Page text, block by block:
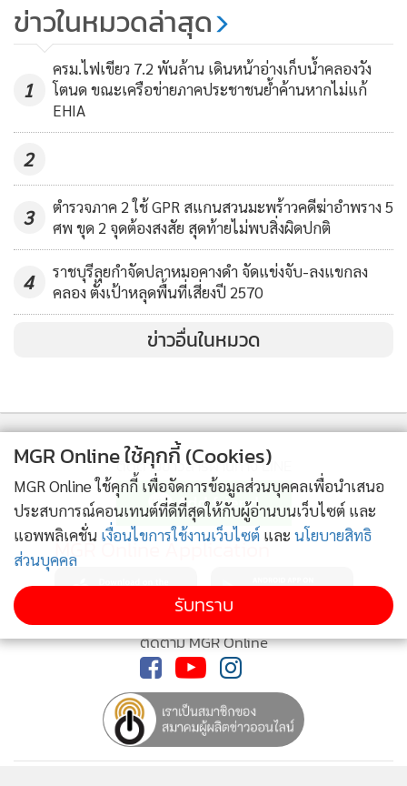
1,410
เดินทาง บขส.อำนวยความสะดวก
ปชช.
ข่าวในหมวดล่าสุด
1
ครม.ไฟเขียว 7.2 พันล้าน เดินหน้าอ่างเก็บน้ำคลองวัง
โตนด ขณะเครือข่ายภาคประชาชนย้ำค้านหากไม่แก้
EHIA
2
3
ตำรวจภาค 2 ใช้ GPR สแกนสวนมะพร้าวคดีฆ่าอำพราง 5
ศพ ขุด 2 จุดต้องสงสัย สุดท้ายไม่พบสิ่งผิดปกติ
4
ราชบุรีลุยกำจัดปลาหมอคางดำ จัดแข่งจับ-ลงแขกลง
คลอง ตั้งเป้าหลุดพื้นที่เสี่ยงปี 2570
ข่าวอื่นในหมวด
ติดตามข่าวสารผ่านทาง LINE
MGR Online Application
ติดตาม MGR Online
MGR Online ใช้คุกกี้ (Cookies)
MGR Online ใช้คุกกี้ เพื่อจัดการข้อมูลส่วนบุคคลเพื่อนำเสนอ
ประสบการณ์คอนเทนต์ที่ดีที่สุดให้กับผู้อ่านบนเว็บไซต์ และ
แอพพลิเคชั่น เงื่อนไขการใช้งานเว็บไซต์ และ นโยบายสิทธิ
ส่วนบุคคล
รับทราบ